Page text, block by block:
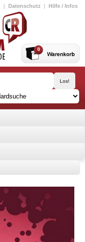
| Datenschutz | Hilfe / Infos
0